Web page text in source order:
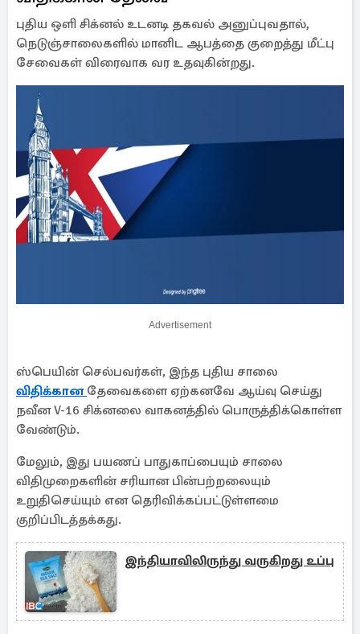
புதிய ஒளி சிக்னல் உடனடி தகவல் அனுப்புவதால்,
நெடுஞ்சாலைகளில் மானிட ஆபத்தை குறைத்து மீட்பு
சேவைகள் விரைவாக வர உதவுகின்றது.
Advertisement
ஸ்பெயின் செல்பவர்கள், இந்த புதிய சாலை
விதிக்கான தேவைகளை ஏற்கனவே ஆய்வு செய்து
நவீன V-16 சிக்னலை வாகனத்தில் பொருத்திக்கொள்ள
வேண்டும்.
மேலும், இது பயணப் பாதுகாப்பையும் சாலை
விதிமுறைகளின் சரியான பின்பற்றலையும்
உறுதிசெய்யும் என தெரிவிக்கப்பட்டுள்ளமை
குறிப்பிடத்தக்கது.
இந்தியாவிலிருந்து வருகிறது உப்பு